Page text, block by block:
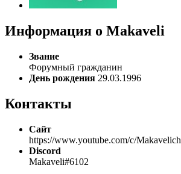
Информация о Makaveli
Звание
Форумный гражданин
День рождения 29.03.1996
Контакты
Сайт
https://www.youtube.com/c/Makavelich
Discord
Makaveli#6102